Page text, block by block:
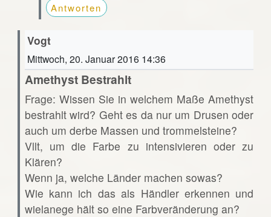
Antworten
Vogt
Mittwoch, 20. Januar 2016 14:36
Amethyst Bestrahlt
Frage: Wissen Sie in welchem Maße Amethyst
bestrahlt wird? Geht es da nur um Drusen oder
auch um derbe Massen und trommelsteine?
Vllt, um die Farbe zu intensivieren oder zu
Klären?
Wenn ja, welche Länder machen sowas?
Wie kann ich das als Händler erkennen und
wielanege hält so eine Farbveränderung an?